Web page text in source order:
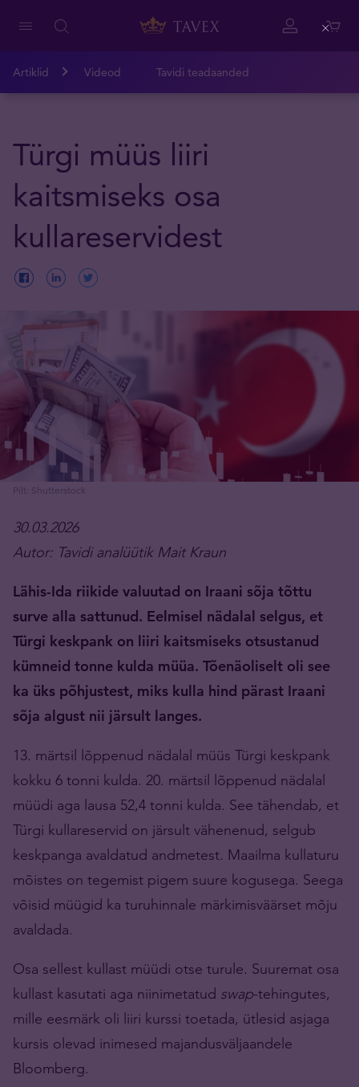
Artiklid Videod Tavidi teadaanded
Türgi müüs liiri
kaitsmiseks osa
kullareservidest
Pilt: Shutterstock
30.03.2026
Autor: Tavidi analüütik Mait Kraun
Lähis-Ida riikide valuutad on Iraani sõja tõttu
surve alla sattunud. Eelmisel nädalal selgus, et
Türgi keskpank on liiri kaitsmiseks otsustanud
kümneid tonne kulda müüa. Tõenäoliselt oli see
ka üks põhjustest, miks kulla hind pärast Iraani
sõja algust nii järsult langes.
13. märtsil lõppenud nädalal müüs Türgi keskpank
kokku 6 tonni kulda. 20. märtsil lõppenud nädalal
müüdi aga lausa 52,4 tonni kulda. See tähendab, et
Türgi kullareservid on järsult vähenenud, selgub
keskpanga avaldatud andmetest. Maailma kullaturu
mõistes on tegemist pigem suure kogusega. Seega
võisid müügid ka turuhinnale märkimisväärset mõju
avaldada.
Osa sellest kullast müüdi otse turule. Suuremat osa
kullast kasutati aga niinimetatud swap-tehingutes,
mille eesmärk oli liiri kurssi toetada, ütlesid asjaga
kursis olevad inimesed majandusväljaandele
Bloomberg.
Close